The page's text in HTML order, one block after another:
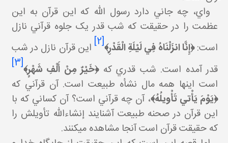
واي، چه جاني دارد رسول الله که اين قرآن به اين
عظمت را در حقيقت که شب قدر يک جلوه قرآني نازل
است:﴿إِنَّا انزَلْنَاهُ فِي لَيْلَةِ الْقَدْرِ﴾[2]
اين قرآن نازل در شب
قدر آمده است. شب قدري که﴿ خَيْرٌ مِنْ أَلْفِ شَهْرٍ﴾[3]
است اينها همه مال نشأه طبيعت است. آن قرآني که
﴿يَوْمَ يَأْتي‏ تَأْويلُهُ﴾، آن چه قرآني است؟ آن کساني که با
اين قرآن در صحنه طبيعت آشنايند إن شاءالله تأويلش را
که حقيقت قرآن است آنجا مشاهده مي کنند.